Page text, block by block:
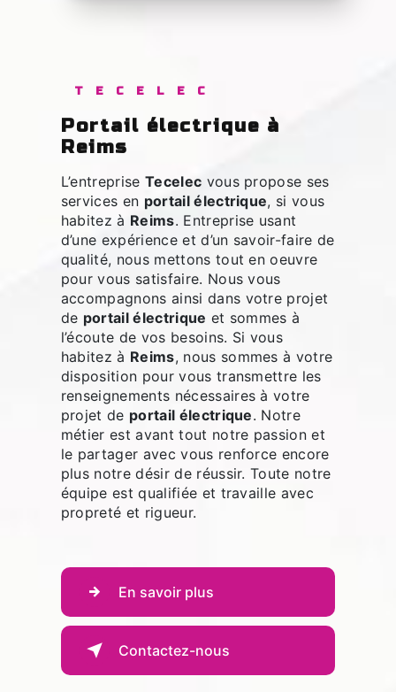
TECELEC
portail électrique à
Reims
L’entreprise Tecelec vous propose ses
services en portail électrique, si vous
habitez à Reims. Entreprise usant
d’une expérience et d’un savoir-faire de
qualité, nous mettons tout en oeuvre
pour vous satisfaire. Nous vous
accompagnons ainsi dans votre projet
de portail électrique et sommes à
l’écoute de vos besoins. Si vous
habitez à Reims, nous sommes à votre
disposition pour vous transmettre les
renseignements nécessaires à votre
projet de portail électrique. Notre
métier est avant tout notre passion et
le partager avec vous renforce encore
plus notre désir de réussir. Toute notre
équipe est qualifiée et travaille avec
propreté et rigueur.
En savoir plus
Contactez-nous